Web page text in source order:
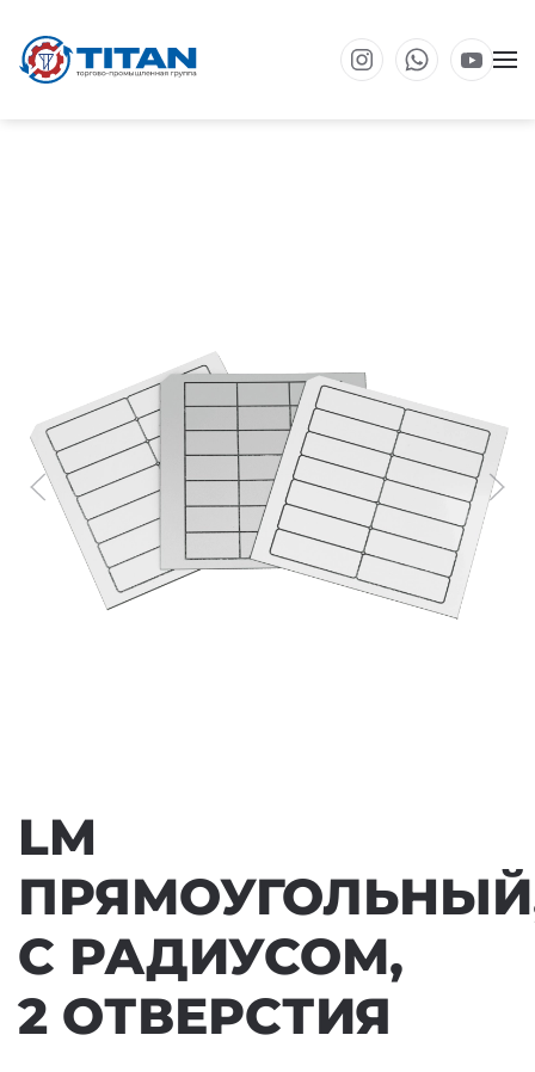
Перейти к основному содержанию
LM
С РАДИУСОМ,
2 ОТВЕРСТИЯ